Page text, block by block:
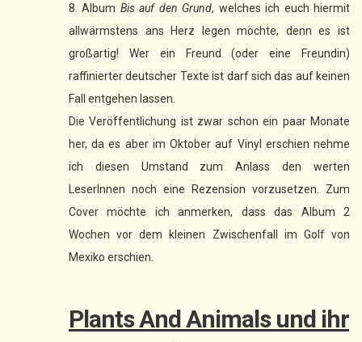
8. Album Bis auf den Grund, welches ich euch hiermit
allwärmstens ans Herz legen möchte, denn es ist
großartig! Wer ein Freund (oder eine Freundin)
raffinierter deutscher Texte ist darf sich das auf keinen
Fall entgehen lassen.
Die Veröffentlichung ist zwar schon ein paar Monate
her, da es aber im Oktober auf Vinyl erschien nehme
ich diesen Umstand zum Anlass den werten
LeserInnen noch eine Rezension vorzusetzen. Zum
Cover möchte ich anmerken, dass das Album 2
Wochen vor dem kleinen Zwischenfall im Golf von
Mexiko erschien.
Plants And Animals und ihr